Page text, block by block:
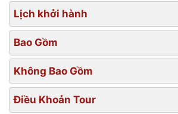
Lịch khởi hành
Bao Gồm
Không Bao Gồm
Điều Khoản Tour